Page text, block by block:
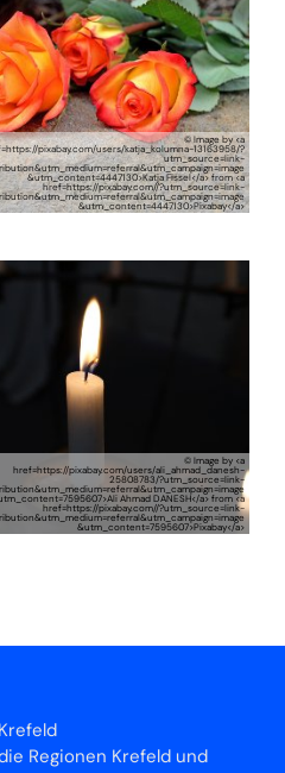
© Image by <a
pixabay.com/users/katja_kolumna-13163958/?
utm_source=link-
&utm_content=4447130>Katja Fissel</a> from <a
href=https://pixabay.com//?utm_source=link-
&utm_content=4447130>Pixabay</a>
© Image by <a
href=https://pixabay.com/users/ali_ahmad_danesh-
25808783/?utm_source=link-
Ahmad DANESH</a> from <a
href=https://pixabay.com//?utm_source=link-
&utm_content=7595607>Pixabay</a>
Regionen Krefeld und